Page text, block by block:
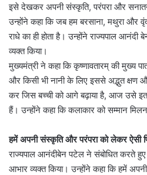
इसे देखकर अपनी संस्कृति, परंपरा और
उन्होंने कहा कि जब हम बरसाना, मथुरा और
राधे का ही होता है। उन्होंने राज्यपाल
व्यक्त किया।
मुख्यमंत्री ने कहा कि कृष्णावतारम् की मुख्य
और किसी भी नानी के लिए इससे अद्भुत क्षण
कर जिस बच्ची को आगे बढ़ाया है, आज उसे
हैं। उन्होंने कहा कि कलाकार को सम्मान
हमें अपनी संस्कृति और परंपरा को लेकर ऐसी
राज्यपाल आनंदीबेन पटेल ने संबोधित करते हुए
आभार व्यक्त किया। उन्होंने कहा कि हमें